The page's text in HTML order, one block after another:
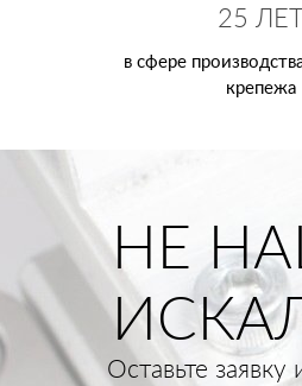
25 ЛЕТ
в сфере
крепежа
НЕ
Оставьте